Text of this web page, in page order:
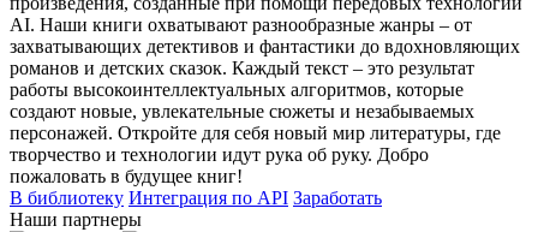
AI. Наши книги охватывают разнообразные жанры – от
захватывающих детективов и фантастики до вдохновляющих
романов и детских сказок. Каждый текст – это результат
работы высокоинтеллектуальных алгоритмов, которые
создают новые, увлекательные сюжеты и незабываемых
персонажей. Откройте для себя новый мир литературы, где
творчество и технологии идут рука об руку. Добро
пожаловать в будущее книг!
В библиотеку Интеграция по API Заработать
Наши партнеры